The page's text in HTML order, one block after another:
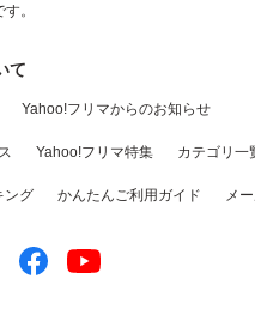
。
て
Yahoo!フリマからのお知らせ
Yahoo!フリマ特集 カテゴリ一
ング かんたんご利用ガイド メ